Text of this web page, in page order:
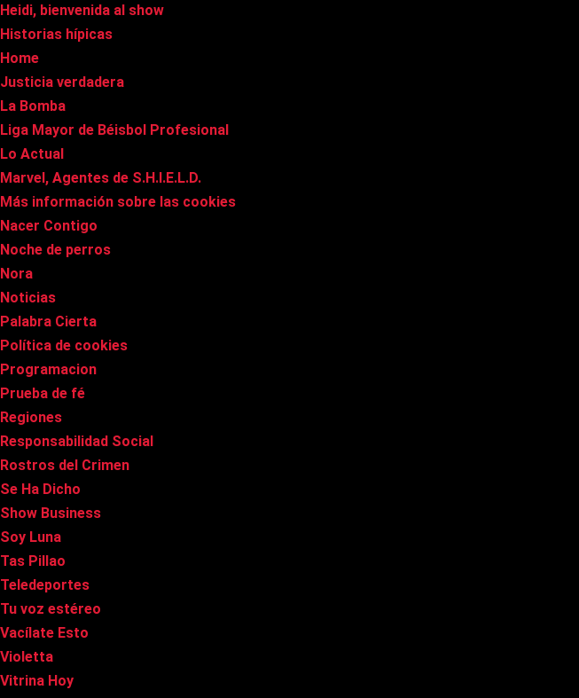
Heidi, bienvenida al show
Historias hípicas
Home
Justicia verdadera
La Bomba
Liga Mayor de Béisbol Profesional
Lo Actual
Marvel, Agentes de S.H.I.E.L.D.
Más información sobre las cookies
Nacer Contigo
Noche de perros
Nora
Noticias
Palabra Cierta
Política de cookies
Programacion
Prueba de fé
Regiones
Responsabilidad Social
Rostros del Crimen
Se Ha Dicho
Show Business
Soy Luna
Tas Pillao
Teledeportes
Tu voz estéreo
Vacílate Esto
Violetta
Vitrina Hoy